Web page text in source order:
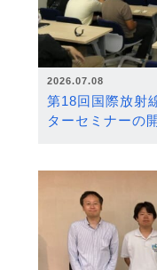
2026.07.08
第18回国際放射
ターセミナーの